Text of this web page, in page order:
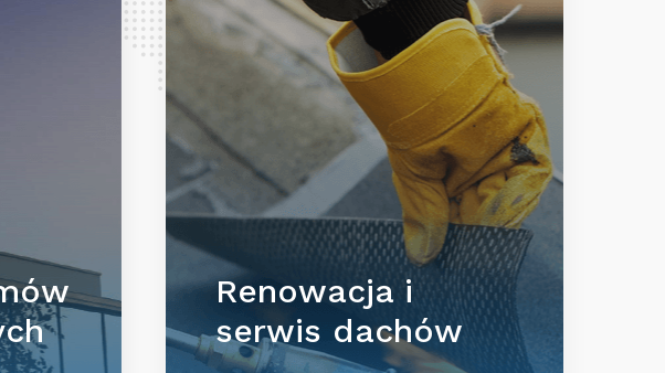
Renowacja i
serwis dachów